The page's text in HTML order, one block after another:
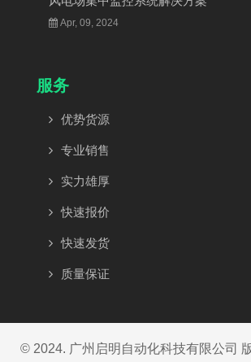
Apr, 09, 2024
服务
优势货源
专业销售
实力雄厚
快速报价
快速发货
质量保证
© 2024. 广州启明自动化科技有限公司